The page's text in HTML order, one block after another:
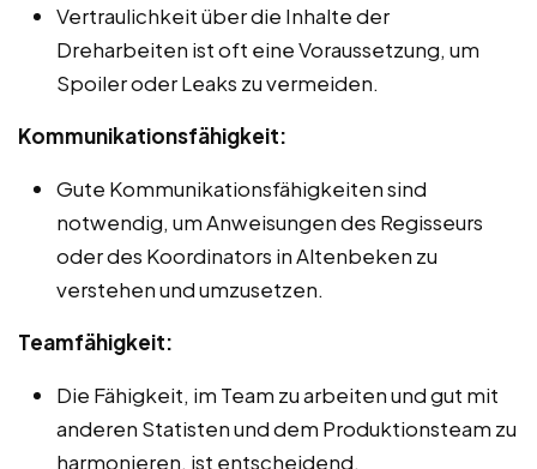
Vertraulichkeit über die Inhalte der
Dreharbeiten ist oft eine Voraussetzung, um
Spoiler oder Leaks zu vermeiden.
Kommunikationsfähigkeit:
Gute Kommunikationsfähigkeiten sind
notwendig, um Anweisungen des Regisseurs
oder des Koordinators in Altenbeken zu
verstehen und umzusetzen.
Teamfähigkeit:
Die Fähigkeit, im Team zu arbeiten und gut mit
anderen Statisten und dem Produktionsteam zu
harmonieren, ist entscheidend.